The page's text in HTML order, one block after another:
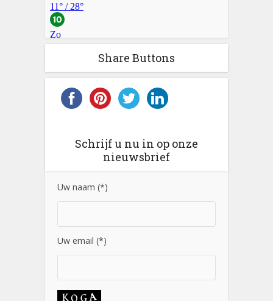
Share Buttons
Schrijf u nu in op onze
nieuwsbrief
Uw naam (*)
Uw email (*)